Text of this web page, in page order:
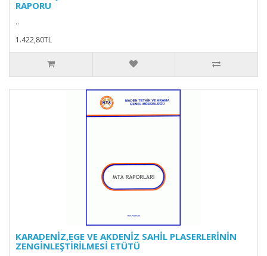
RAPORU
..
1.422,80TL
KARADENİZ,EGE VE AKDENİZ SAHİL PLASERLERİNİN
ZENGİNLEŞTİRİLMESİ ETÜTÜ